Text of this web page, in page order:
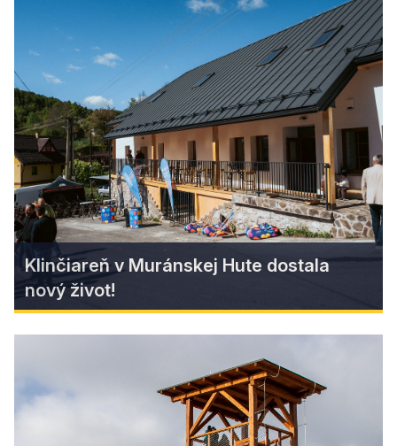
Komentované prehliadky
Muránskeho hradu
Zažite atmosféru dávnych čias, nadýchnite sa
histórie a nechajte sa vtiahnuť do fascinujúceho
príbehu Muránskeho hradu v sprievode Romana
Vavreka, Milovníka Muránskeho hradu.
Zistiť viac
Klinčiareň v Muránskej Hute dostala
nový život!
Klinčiareň v Muránskej Hute
dostala nový život!